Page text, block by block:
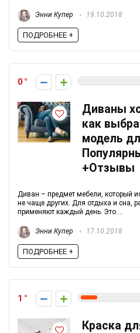
Энни Купер 19.10.2018
ПОДРОБНЕЕ +
0
Диваны
как
модель
+Отзывы
Диван – предмет мебели, который
не чаще других. Для отдыха и сна,
применяют каждый день. Это ...
Энни Купер 17.10.2018
ПОДРОБНЕЕ +
1
Краска